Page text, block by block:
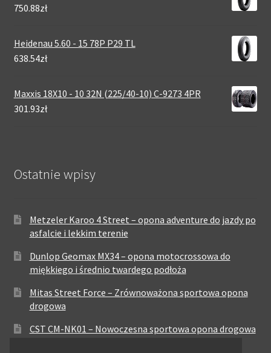
750.88zł
Heidenau 5.60 - 15 78P P29 TL
638.54zł
Maxxis 18X10 - 10 32N (225/40-10) C-9273 4PR
301.93zł
Ostatnie wpisy
Metzeler Karoo 4 Street – opona adventure do jazdy po
asfalcie i lekkim terenie
Dunlop Geomax MX34 – opona motocrossowa do
miękkiego i średnio twardego podłoża
Mitas Street Force – Zrównoważona sportowa opona
drogowa
CST CM-NK01 – Nowoczesna sportowa opona drogowa